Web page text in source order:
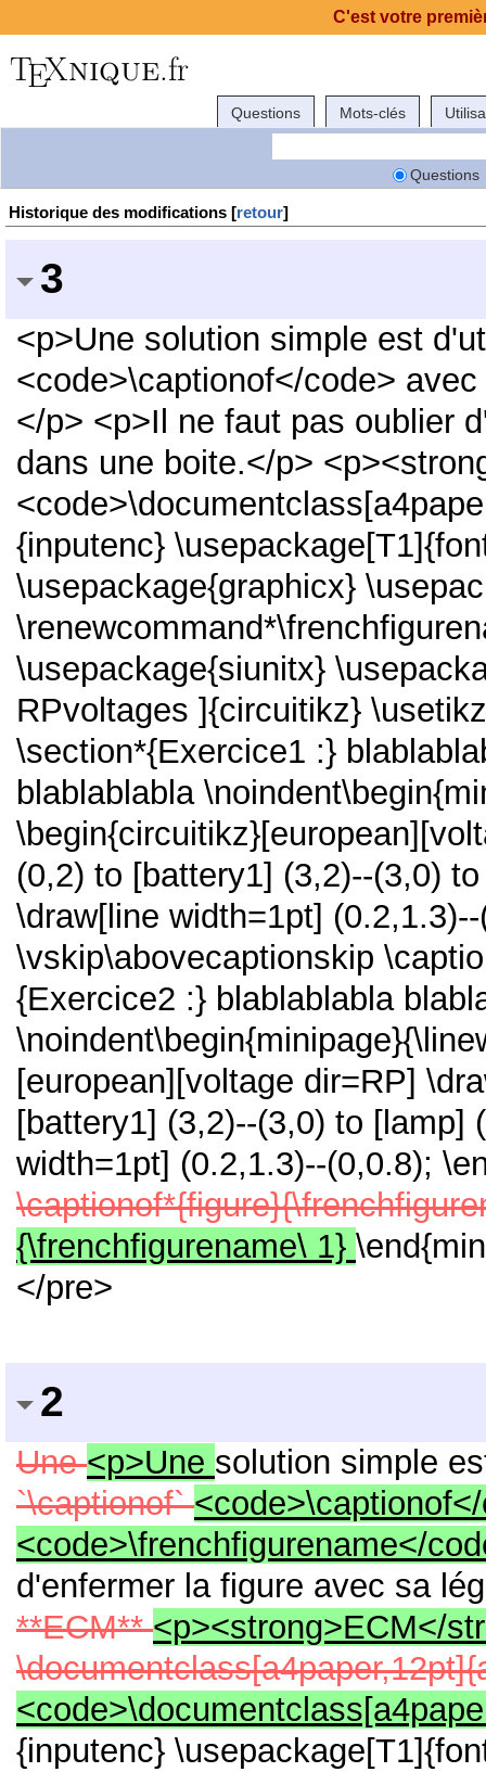
Questions Mots-clés
Questions
Historique des modifications [retour]
3
<p>Une solution simple est
<code>\captionof</code>
</p> <p>Il ne faut pas oublier
dans une boite.</p>
{inputenc}
\usepackage{graphicx}
\usepackage{siunitx}
RPvoltages ]{circuitikz}
\section*{Exercice1 :}
blablablabla
(0,2) to [battery1] (3,2)--(3,0)
\draw[line width=1pt]
\vskip\abovecaptionskip
{Exercice2 :} blablablabla
[european][voltage dir=RP]
[battery1] (3,2)--(3,0) to [lamp]
width=1pt] (0.2,1.3)--(0,0.8);
{\frenchfigurename\ 1}
</pre>
2
Une<p>Une solution simple
`\captionof`
<code>\frenchfigurename</
d'enfermer la figure avec sa
**ECM**<p><strong>ECM</
{inputenc}
C'est votre